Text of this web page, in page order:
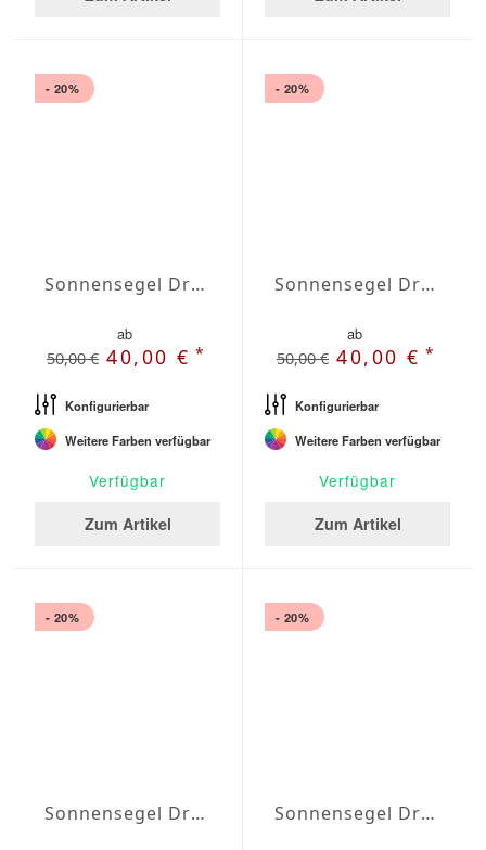
- 20%
Sonnensegel Dreieck gleichschenklig Wasserabweisend Olefin 4,5 x 4,5 x 4,5m
ab
50,00 € 40,00 €*
Konfigurierbar
Weitere Farben verfügbar
Verfügbar
Zum Artikel
- 20%
Sonnensegel Dreieck gleichschenklig Wasserabweisend Olefin 5 x 5 x 5m
ab
50,00 € 40,00 €*
Konfigurierbar
Weitere Farben verfügbar
Verfügbar
Zum Artikel
- 20%
Sonnensegel Dreieck gleichschenklig Wasserabweisend Olefin 5,5 x 5,5 x 5,5m
- 20%
Sonnensegel Dreieck gleichschenklig Wasserabweisend Olefin 6 x 6 x 6m